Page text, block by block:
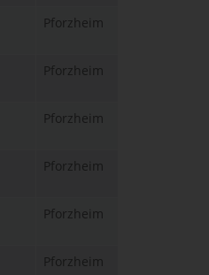
Pforzheim
Pforzheim
Pforzheim
Pforzheim
Pforzheim
Pforzheim